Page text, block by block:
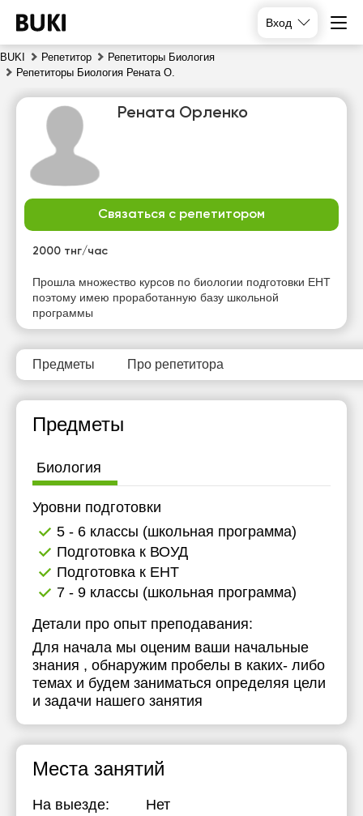
Вход
BUKI Репетитор
Репетиторы Биология
Репетиторы Биология Рената О.
Рената Орленко
Связаться с репетитором
2000 тнг/час
Прошла множество курсов по биологии подготовки ЕНТ
поэтому имею проработанную базу школьной
программы
Предметы Про репетитора
Предметы
Биология
Уровни подготовки
5 - 6 классы (школьная программа)
Подготовка к ВОУД
Подготовка к ЕНТ
7 - 9 классы (школьная программа)
Детали про опыт преподавания:
Для начала мы оценим ваши начальные
знания , обнаружим пробелы в каких- либо
темах и будем заниматься определяя цели
и задачи нашего занятия
Места занятий
На выезде: Нет
пн
вт
Нет
свободных
часов
Нет
свободных
Нет
свободных
Нет